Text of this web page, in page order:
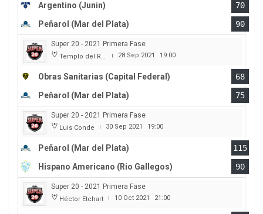
Argentino (Junin)
70
Peñarol (Mar del Plata)
90
Super 20 - 2021 Primera Fase
Templo del Rock | 28 Sep 2021 19:00
Obras Sanitarias (Capital Federal)
68
Peñarol (Mar del Plata)
75
Super 20 - 2021 Primera Fase
Luis Conde | 30 Sep 2021 19:00
Peñarol (Mar del Plata)
115
Hispano Americano (Rio Gallegos)
90
Super 20 - 2021 Primera Fase
Héctor Etchart | 10 Oct 2021 21:00